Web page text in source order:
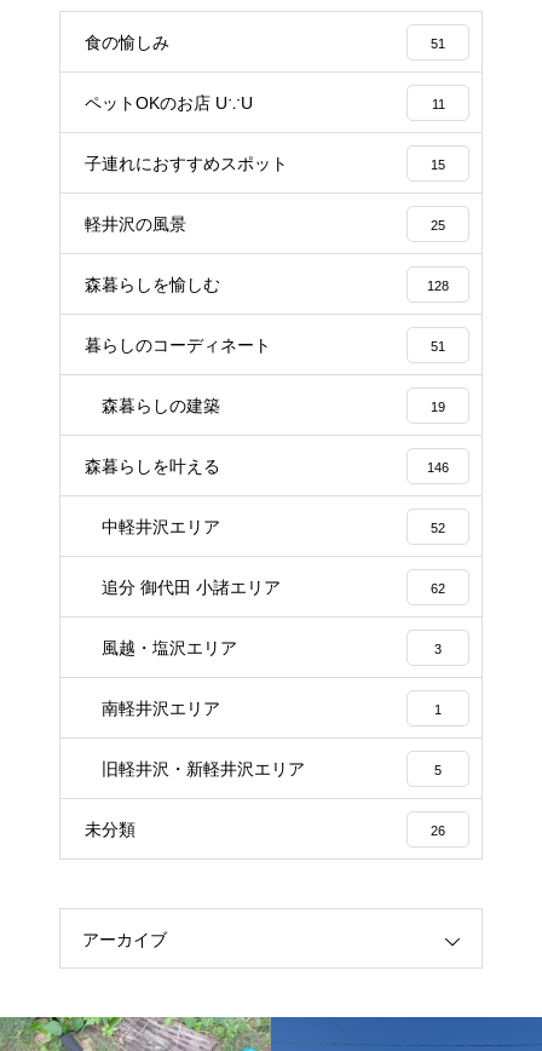
食の愉しみ 51
ペットOKのお店 U∵U 11
子連れにおすすめスポット 15
軽井沢の風景 25
森暮らしを愉しむ 128
暮らしのコーディネート 51
森暮らしの建築 19
森暮らしを叶える 146
中軽井沢エリア 52
追分 御代田 小諸エリア 62
風越・塩沢エリア 3
南軽井沢エリア 1
旧軽井沢・新軽井沢エリア 5
未分類 26
アーカイブ